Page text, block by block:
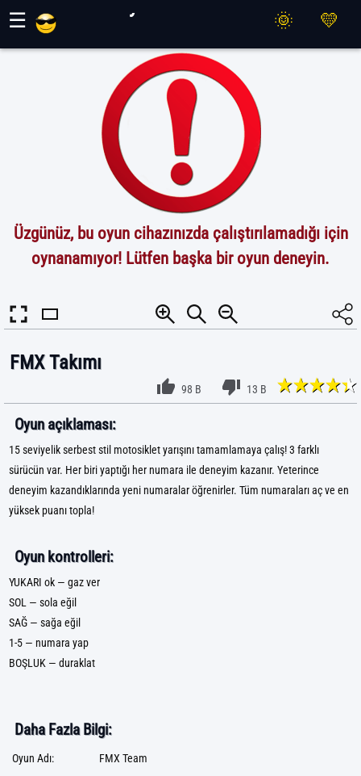
☰
Üzgünüz, bu oyun cihazınızda çalıştırılamadığı için
oynanamıyor! Lütfen başka bir oyun deneyin.
FMX Takımı
98 B 13 B
Oyun açıklaması:
15 seviyelik serbest stil motosiklet yarışını tamamlamaya çalış! 3 farklı
sürücün var. Her biri yaptığı her numara ile deneyim kazanır. Yeterince
deneyim kazandıklarında yeni numaralar öğrenirler. Tüm numaraları aç ve en
yüksek puanı topla!
Oyun kontrolleri:
YUKARI ok — gaz ver
SOL — sola eğil
SAĞ — sağa eğil
1-5 — numara yap
BOŞLUK — duraklat
Daha Fazla Bilgi:
Oyun Adı:
FMX Team